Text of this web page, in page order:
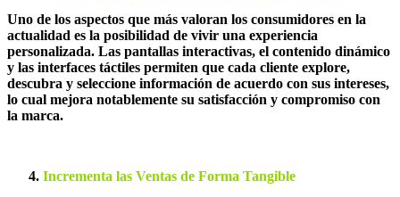
Uno de los aspectos que más valoran los consumidores en la
actualidad es la posibilidad de vivir una experiencia
personalizada. Las pantallas interactivas, el contenido dinámico
y las interfaces táctiles permiten que cada cliente explore,
descubra y seleccione información de acuerdo con sus intereses,
lo cual mejora notablemente su satisfacción y compromiso con
la marca.
Incrementa las Ventas de Forma Tangible